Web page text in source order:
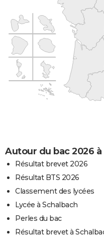
Autour du bac 2026 à
Résultat brevet 2026
Résultat BTS 2026
Classement des lycées
Lycée à Schalbach
Perles du bac
Résultat brevet à